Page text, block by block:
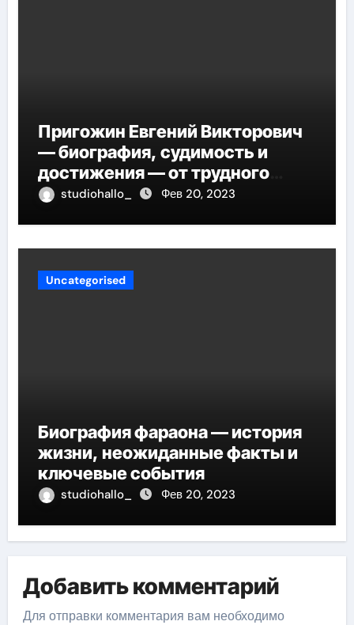
Пригожин Евгений Викторович
— биография, судимость и
достижения — от трудного
детства до мирового успеха
studiohallo_ Фев 20, 2023
Uncategorised
Биография фараона — история
жизни, неожиданные факты и
ключевые события
studiohallo_ Фев 20, 2023
Добавить комментарий
Для отправки комментария вам необходимо